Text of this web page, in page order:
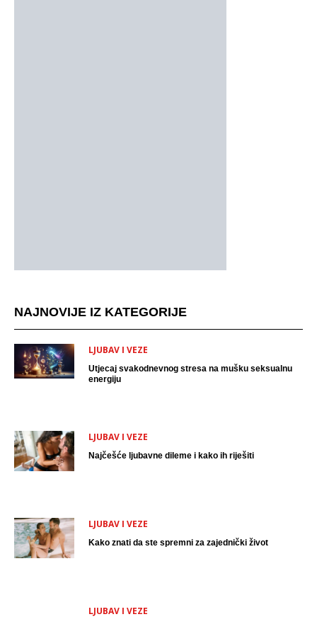
NAJNOVIJE IZ KATEGORIJE
LJUBAV I VEZE
Utjecaj svakodnevnog stresa na mušku seksualnu
energiju
LJUBAV I VEZE
Najčešće ljubavne dileme i kako ih riješiti
LJUBAV I VEZE
Kako znati da ste spremni za zajednički život
LJUBAV I VEZE